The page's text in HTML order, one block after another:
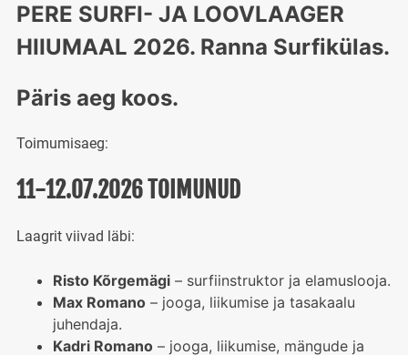
PERE SURFI- JA LOOVLAAGER
HIIUMAAL 2026. Ranna Surfikülas.
Päris aeg koos.
Toimumisaeg:
11-12.07.2026 TOIMUNUD
Laagrit viivad läbi:
Risto Kõrgemägi– surfiinstruktor ja elamuslooja.
Max Romano– jooga, liikumise ja tasakaalu
juhendaja.
Kadri Romano– jooga, liikumise, mängude ja